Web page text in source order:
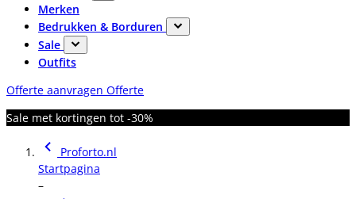
Merken
Bedrukken & Borduren
Sale
Outfits
Offerte aanvragen Offerte
Sale met kortingen tot -30%
Proforto.nl
Startpagina
–